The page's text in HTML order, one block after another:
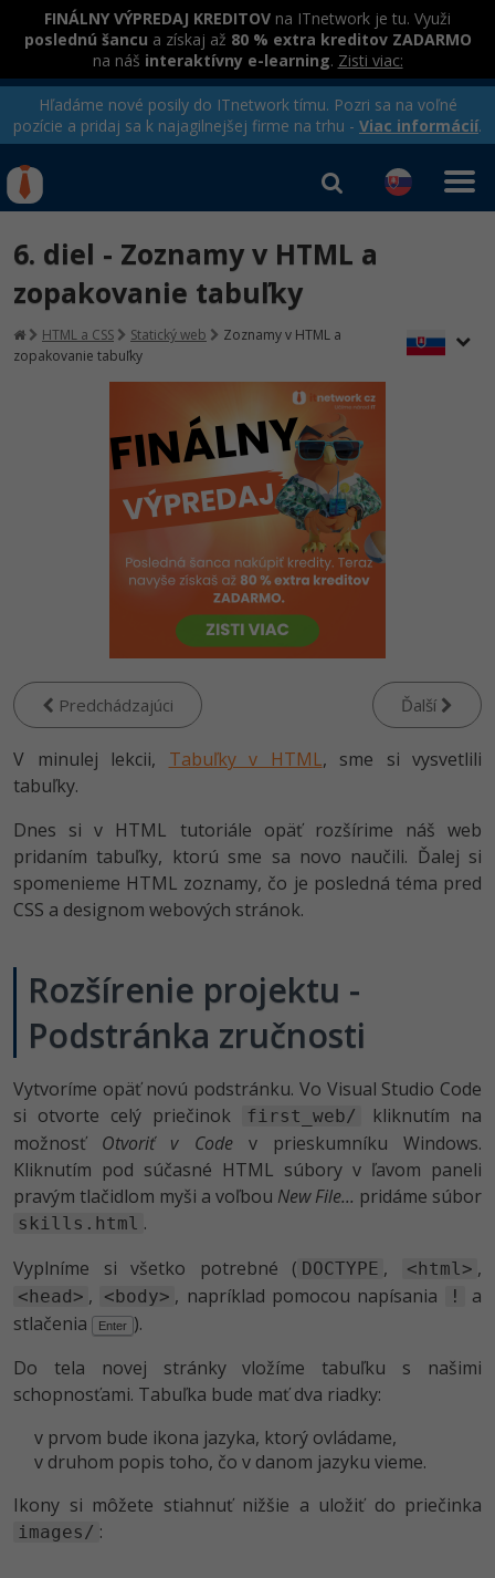
FINÁLNY VÝPREDAJ KREDITOV na ITnetwork je tu. Využi
poslednú šancu a získaj až 80 % extra kreditov ZADARMO
na náš interaktívny e-learning. Zisti viac:
Hľadáme nové posily do ITnetwork tímu. Pozri sa na voľné
pozície a pridaj sa k najagilnejšej firme na trhu - Viac informácií.
Rekvalifikačné kurzy
hradené úradom práce
Kurzy programovania
Ako začať?
C# .NET -80%
Python -80%
JavaScript -80%
C++
Swift -80%
-80%
Céčko -80%
VB.NET
UML -80%
Algoritmy -41%
Umelá inteligencia -10%
Pre deti
Viac
Kurzy e-commerce
Testovanie softvéru
Marketing -30%
WordPress
SEO -30%
Business
Google Dokumenty
Time management
Linux a UNIX
Siete
Kybernetická bezpečnost
Elektronický podpis
Windows
Kurzy dizajnu
HTML/CSS -80%
Photoshop -80%
Adobe Illustrator -80%
Adobe Lightroom -30%
Adobe XD -15%
Blender -80%
Inkscape
Video
Ostatné
Fórum
Príbehy absolventov
Blog
Kariéra
Prihlásiť sa Registrovať
6. diel - Zoznamy v HTML a
zopakovanie tabuľky
HTML a CSS Statický web
Zoznamy v HTML a
zopakovanie tabuľky
Predchádzajúci Ďalší
V minulej lekcii, Tabuľky v HTML, sme si vysvetlili
tabuľky.
Dnes si v HTML tutoriále opäť rozšírime náš web
pridaním tabuľky, ktorú sme sa novo naučili. Ďalej si
spomenieme HTML zoznamy, čo je posledná téma pred
CSS a designom webových stránok.
Rozšírenie projektu -
Podstránka zručnosti
Vytvoríme opäť novú podstránku. Vo Visual Studio Code
si otvorte celý priečinok
first_web/
kliknutím na
možnosť Otvoriť v Codev prieskumníku Windows.
Kliknutím pod súčasné HTML súbory v ľavom paneli
pravým tlačidlom myši a voľbou New File... pridáme súbor
skills.html .
Vyplníme si všetko potrebné ( DOCTYPE , <html> ,
<head> , <body> , napríklad pomocou napísania !
a
stlačenia
Enter ).
Do tela novej stránky vložíme tabuľku s našimi
schopnosťami. Tabuľka bude mať dva riadky:
v prvom bude ikona jazyka, ktorý ovládame,
v druhom popis toho, čo v danom jazyku vieme.
Ikony si môžete stiahnuť nižšie a uložiť do priečinka
images/ :